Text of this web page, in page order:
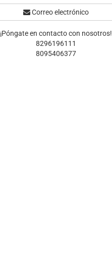
Correo electrónico
¡Póngate en contacto con nosotros!
8296196111
8095406377